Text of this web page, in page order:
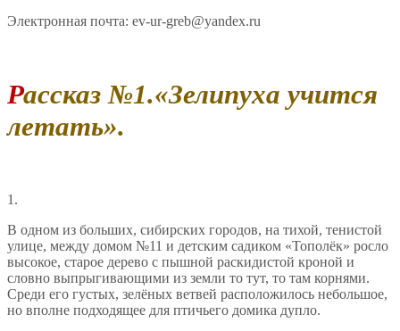
Электронная почта: ev-ur-greb@yandex.ru
Рассказ №1.«Зелипуха учится
летать».
1.
В одном из больших, сибирских городов, на тихой, тенистой
улице, между домом №11 и детским садиком «Тополёк» росло
высокое, старое дерево с пышной раскидистой кроной и
словно выпрыгивающими из земли то тут, то там корнями.
Среди его густых, зелёных ветвей расположилось небольшое,
но вполне подходящее для птичьего домика дупло.